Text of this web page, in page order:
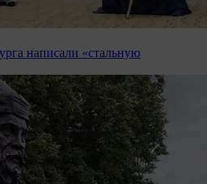
написали «стальную